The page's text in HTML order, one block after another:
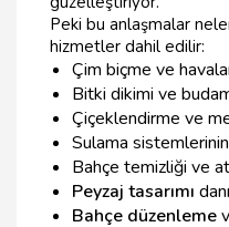
Peki bu anlaşmalar
hizmetler dahil edilir:
Çim biçme ve
Bitki dikimi ve
Çiçeklendirme ve
Sulama
Bahçe temizliği ve
Peyzaj tasarımı
Bahçe düzenleme